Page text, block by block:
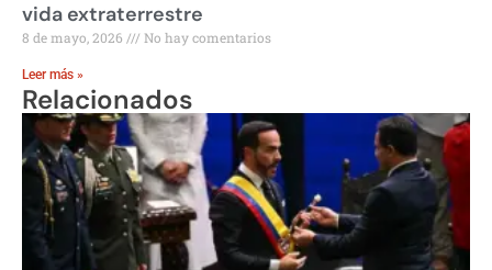
vida extraterrestre
8 de mayo, 2026 No hay comentarios
Leer más »
Relacionados